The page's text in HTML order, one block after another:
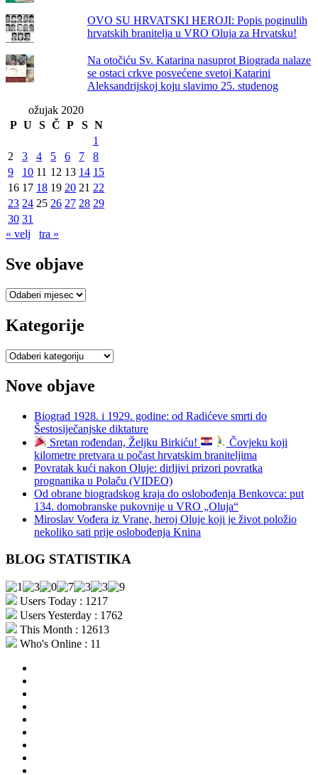
OVO SU HRVATSKI HEROJI: Popis poginulih
hrvatskih branitelja u VRO Oluja za Hrvatsku!
Na otočiću Sv. Katarina nasuprot Biograda nalaze
se ostaci crkve posvećene svetoj Katarini
Aleksandrijskoj koju slavimo 25. studenog
ožujak 2020
P U S Č P S N
1
2
3 4 5 6 7
8
9
10 11 12 13 14 15
16 17 18 19 20 21 22
23 24 25 26 27 28 29
30 31
« velj
tra »
Sve objave
Sve
Kategorije
Kategorije
Nove objave
Biograd 1928. i 1929. godine: od Radićeve smrti do
Šestosiječanjske diktature
Sretan rođendan, Željku Birkiću!
Čovjeku koji
kilometre pretvara u počast hrvatskim braniteljima
Povratak kući nakon Oluje: dirljivi prizori povratka
prognanika u Polaču (VIDEO)
Od obrane biogradskog kraja do oslobođenja Benkovca: put
134. domobranske pukovnije u VRO „Oluja“
Miroslav Vođera iz Vrane, heroj Oluje koji je život položio
nekoliko sati prije oslobođenja Knina
BLOG STATISTIKA
Users Today : 1217
Users Yesterday : 1762
This Month : 12613
Who's Online : 11